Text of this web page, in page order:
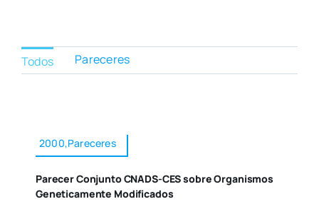
Todos Pareceres
2000,Pareceres
Parecer Conjunto CNADS-CES sobre Organismos
Geneticamente Modificados